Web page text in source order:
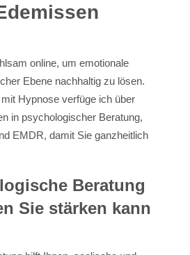
online, um emotionale
Ebene nachhaltig zu lösen.
Hypnose verfüge ich über
in psychologischer Beratung,
EMDR, damit Sie ganzheitlich
Beratung
Sie stärken kann